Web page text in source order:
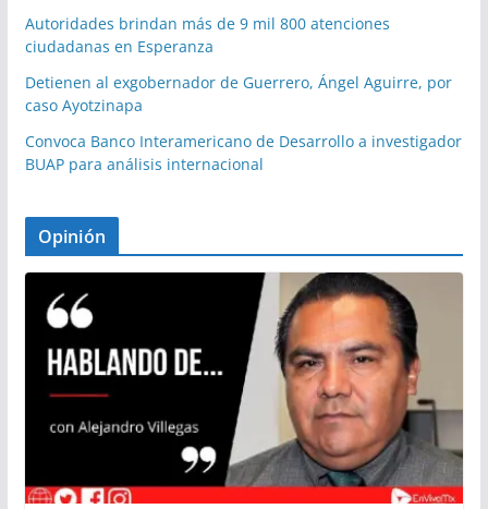
Autoridades brindan más de 9 mil 800 atenciones
ciudadanas en Esperanza
Detienen al exgobernador de Guerrero, Ángel Aguirre, por
caso Ayotzinapa
Convoca Banco Interamericano de Desarrollo a investigador
BUAP para análisis internacional
Opinión